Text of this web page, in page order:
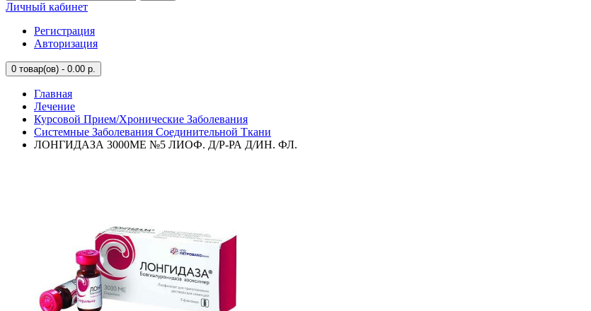
Личный кабинет
Регистрация
Авторизация
0 товар(ов) - 0.00 р.
Главная
Лечение
Курсовой Прием/Хронические Заболевания
Системные Заболевания Соединительной Ткани
ЛОНГИДАЗА 3000МЕ №5 ЛИОФ. Д/Р-РА Д/ИН. ФЛ.